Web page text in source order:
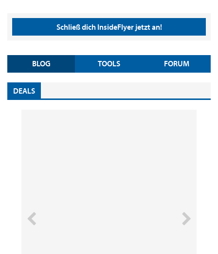
Schließ dich InsideFlyer jetzt an!
BLOG TOOLS FORUM
DEALS